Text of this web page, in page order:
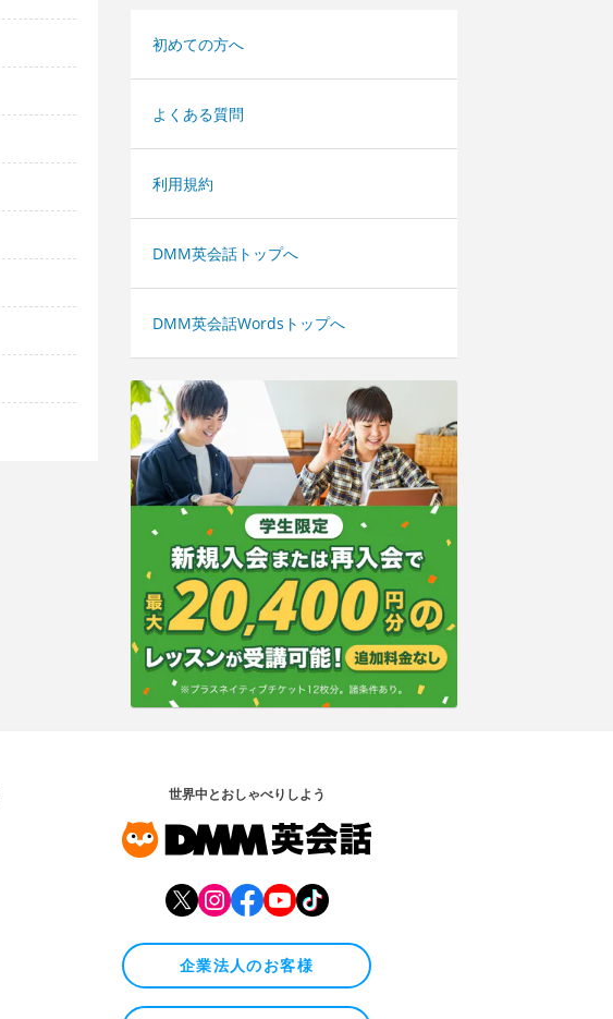
初めての方へ
よくある質問
利用規約
DMM英会話トップへ
DMM英会話Wordsトップへ
世界中とおしゃべりしよう
企業法人のお客様